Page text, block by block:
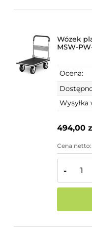
Wózek
MSW-
Ocena:
Wysyłka
494,00
Cena netto:
-